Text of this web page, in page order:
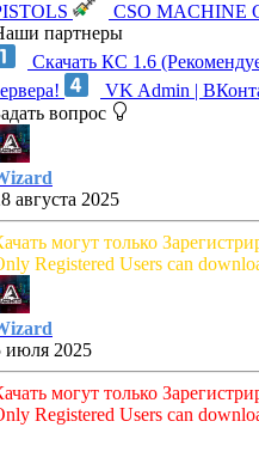
CSO MACHINE
партнеры
Скачать КС 1.6
VK Admin |
вопрос
августа 2025
могут только
Registered Users can
июля 2025
могут только
Registered Users can